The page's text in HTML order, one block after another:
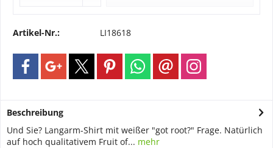
Artikel-Nr.: LI18618
Beschreibung
Und Sie? Langarm-Shirt mit weißer "got root?" Frage. Natürlich
auf hoch qualitativem Fruit of... mehr